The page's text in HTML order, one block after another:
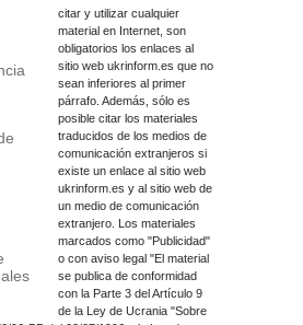
citar y utilizar cualquier
material en Internet, son
obligatorios los enlaces al
sitio web ukrinform.es que no
sean inferiores al primer
párrafo. Además, sólo es
posible citar los materiales
traducidos de los medios de
comunicación extranjeros si
existe un enlace al sitio web
ukrinform.es y al sitio web de
un medio de comunicación
extranjero. Los materiales
marcados como "Publicidad"
o con aviso legal "El material
se publica de conformidad
con la Parte 3 del Artículo 9
de la Ley de Ucrania "Sobre